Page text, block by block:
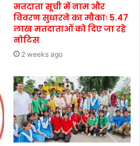
मतदाता सूची में नाम और
विवरण सुधारने का मौकाः 5.47
लाख मतदाताओं को दिए जा रहे
नोटिस
2 weeks ago